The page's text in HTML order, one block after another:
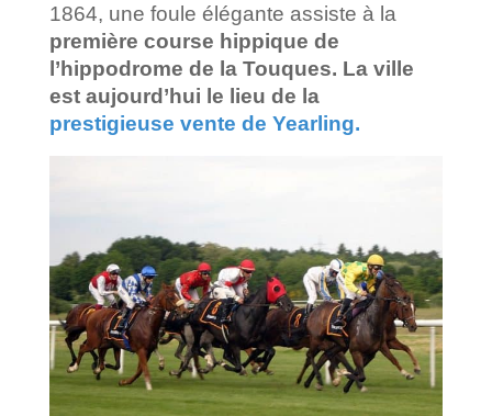
1864, une foule élégante assiste à la
première course hippique de
l’hippodrome de la Touques. La ville
est aujourd’hui le lieu de la
prestigieuse vente de Yearling.